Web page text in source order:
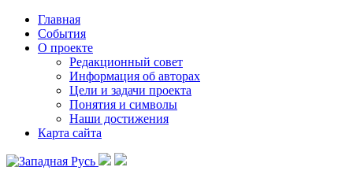
Главная
События
О проекте
Редакционный совет
Информация об авторах
Цели и задачи проекта
Понятия и символы
Наши достижения
Карта сайта